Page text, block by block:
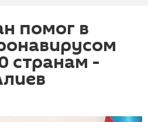
помог в
странам -